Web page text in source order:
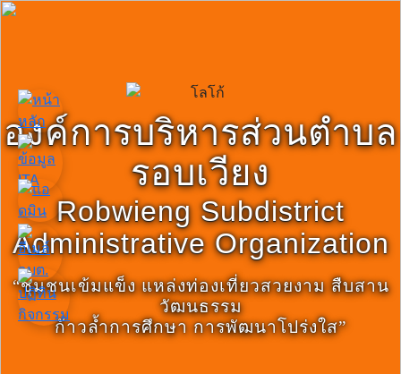
องค์การบริหารส่วนตำบล
รอบเวียง
Robwieng Subdistrict
Administrative Organization
“ชุมชนเข้มแข็ง แหล่งท่องเที่ยวสวยงาม สืบสาน
วัฒนธรรม
ก้าวล้ำการศึกษา การพัฒนาโปร่งใส”